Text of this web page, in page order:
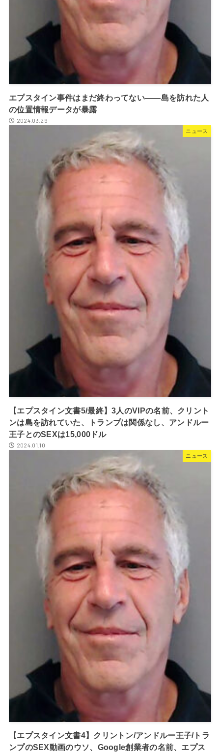
エプスタイン事件はまだ終わってない――島を訪れた人
の位置情報データが暴露
2024.03.29
ニュース
【エプスタイン文書5/最終】3人のVIPの名前、クリント
ンは島を訪れていた、トランプは関係なし、アンドルー
王子とのSEXは15,000ドル
2024.01.10
ニュース
【エプスタイン文書4】クリントン/アンドルー王子/トラ
ンプのSEX動画のウソ、Google創業者の名前、エプス